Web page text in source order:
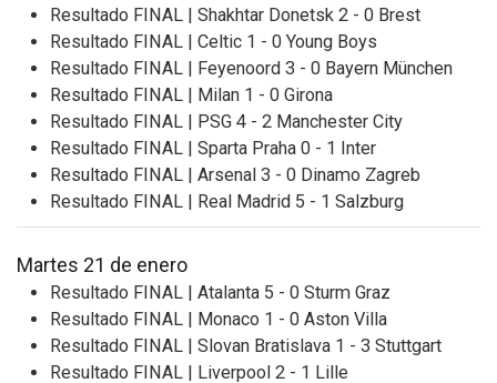
Resultado FINAL | Shakhtar Donetsk 2 - 0 Brest
Resultado FINAL | Celtic 1 - 0 Young Boys
Resultado FINAL | Feyenoord 3 - 0 Bayern München
Resultado FINAL | Milan 1 - 0 Girona
Resultado FINAL | PSG 4 - 2 Manchester City
Resultado FINAL | Sparta Praha 0 - 1 Inter
Resultado FINAL | Arsenal 3 - 0 Dinamo Zagreb
Resultado FINAL | Real Madrid 5 - 1 Salzburg
Martes 21 de enero
Resultado FINAL | Atalanta 5 - 0 Sturm Graz
Resultado FINAL | Monaco 1 - 0 Aston Villa
Resultado FINAL | Slovan Bratislava 1 - 3 Stuttgart
Resultado FINAL | Liverpool 2 - 1 Lille